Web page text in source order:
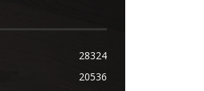
28324
20536